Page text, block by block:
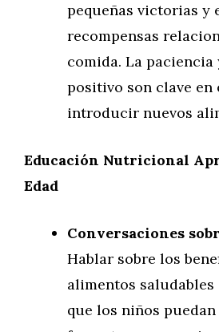
pequeñas victorias y
recompensas
comida. La paciencia
positivo son clave en
introducir nuevos
Educación Nutricional
Edad
Conversaciones
Hablar sobre los
alimentos saludables
que los niños